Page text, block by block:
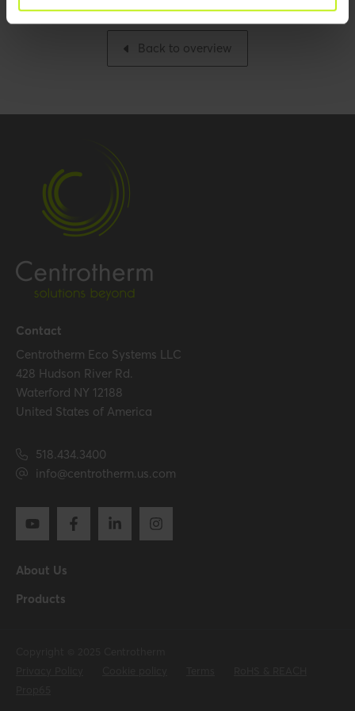
Packaging / Trade width 160.02 mm / 6.3 inch
Base unit packaging Unpacked
Performance
Temperature resistance
Back to overview
Contact
Centrotherm Eco Systems LLC
428 Hudson River Rd.
Waterford NY 12188
United States of America
518.434.3400
info@centrotherm.us.com
About Us
Products